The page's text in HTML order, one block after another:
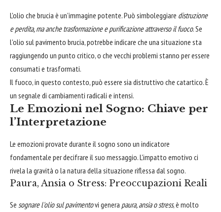
L'olio che brucia è un'immagine potente. Può simboleggiare distruzione
e perdita, ma anche trasformazione e purificazione attraverso il fuoco. Se
l'olio sul pavimento brucia, potrebbe indicare che una situazione sta
raggiungendo un punto critico, o che vecchi problemi stanno per essere
consumati e trasformati.
Il fuoco, in questo contesto, può essere sia distruttivo che catartico. È
un segnale di cambiamenti radicali e intensi.
Le Emozioni nel Sogno: Chiave per
l’Interpretazione
Le emozioni provate durante il sogno sono un indicatore
fondamentale per decifrare il suo messaggio. L'impatto emotivo ci
rivela la gravità o la natura della situazione riflessa dal sogno.
Paura, Ansia o Stress: Preoccupazioni Reali
Se sognare l'olio sul pavimentovi genera paura, ansia o stress, è molto